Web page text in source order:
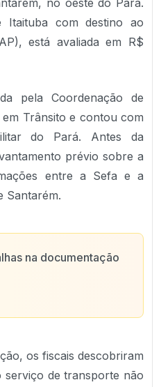
no oeste do Pará.
com destino ao
está avaliada em R$
pela Coordenação de
Trânsito e contou com
do Pará. Antes da
prévio sobre a
entre a Sefa e a
Santarém.
na documentação
os fiscais descobriram
de transporte não